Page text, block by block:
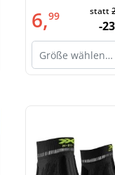
011)
6,99 statt
-
Größe wählen…